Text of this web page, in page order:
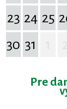
23 24 25
30 31
Pre